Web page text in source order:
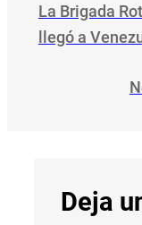
La Brigada
llegó a
Deja